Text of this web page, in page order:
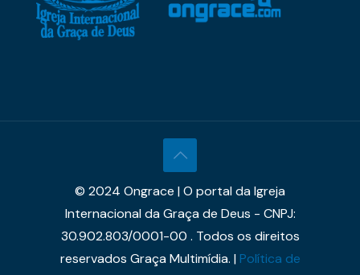
© 2024 Ongrace | O portal da Igreja
Internacional da Graça de Deus - CNPJ:
30.902.803/0001-00 . Todos os direitos
reservados Graça Multimídia. |Política de